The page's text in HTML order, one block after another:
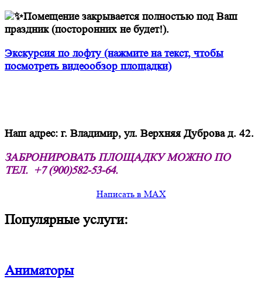
Помещение закрывается полностью под Ваш
праздник (посторонних не будет!).
Экскурсия по лофту (нажмите на текст, чтобы
посмотреть видеообзор площадки)
Наш адрес: г. Владимир, ул. Верхняя Дуброва д. 42.
ЗАБРОНИРОВАТЬ ПЛОЩАДКУ МОЖНО ПО
ТЕЛ. +7 (900)582-53-64.
Написать в MAX
Популярные услуги:
Аниматоры